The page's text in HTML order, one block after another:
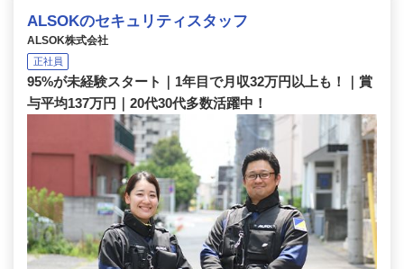
ALSOKのセキュリティスタッフ
ALSOK株式会社
正社員
95%が未経験スタート｜1年目で月収32万円以上も！｜賞
与平均137万円｜20代30代多数活躍中！